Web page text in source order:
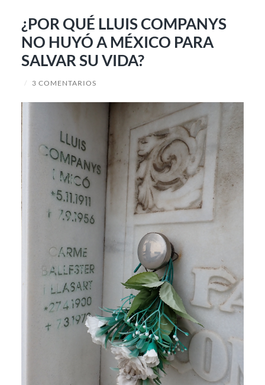
¿POR QUÉ LLUIS COMPANYS
NO HUYÓ A MÉXICO PARA
SALVAR SU VIDA?
/ 3 COMENTARIOS